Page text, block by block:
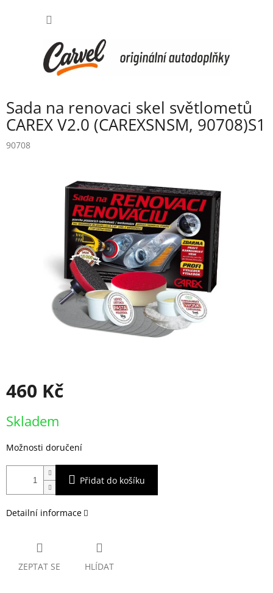
Sada na renovaci skel světlometů
CAREX V2.0 (CAREXSNSM, 90708)S1
90708
460 Kč
cena:
Skladem
Možnosti doručení
Přidat do košíku
Detailní informace
ZEPTAT SE HLÍDAT